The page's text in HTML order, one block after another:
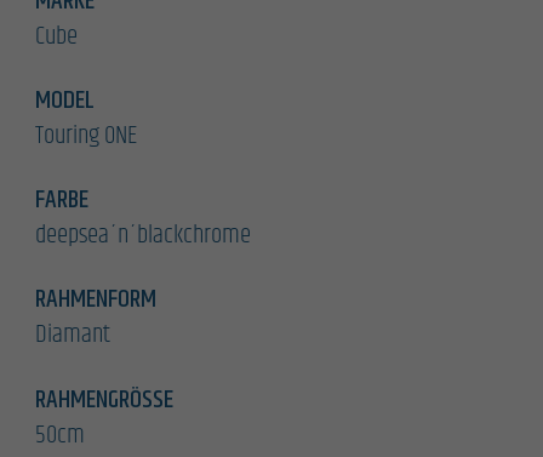
Cube
MODEL
Touring ONE
FARBE
deepsea´n´blackchrome
RAHMENFORM
Diamant
RAHMENGRÖSSE
50cm